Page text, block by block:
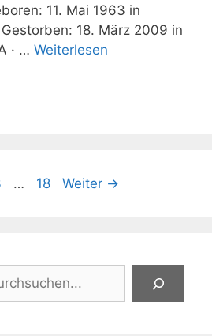
11. Mai 1963 in
18. März 2009 in
· … Weiterlesen
… Seite
18 Weiter →